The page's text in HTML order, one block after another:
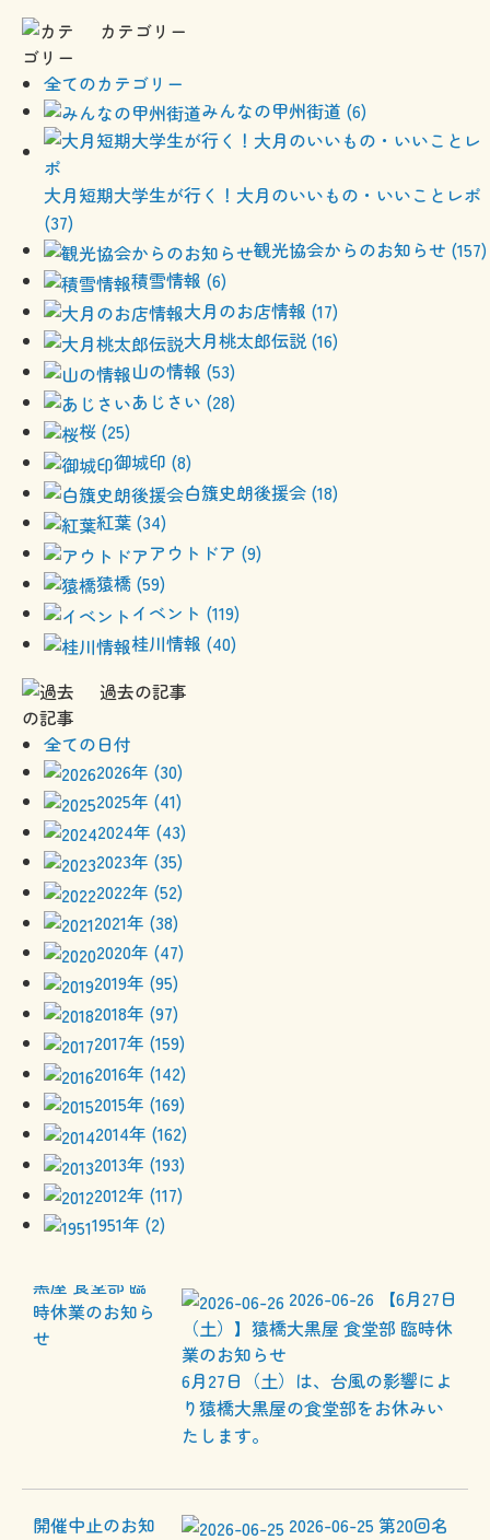
カテゴリー
全てのカテゴリー
みんなの甲州街道 (6)
大月短期大学生が行く！大月のいいもの・いいことレポ
(37)
観光協会からのお知らせ (157)
積雪情報 (6)
大月のお店情報 (17)
大月桃太郎伝説 (16)
山の情報 (53)
あじさい (28)
桜 (25)
御城印 (8)
白籏史朗後援会 (18)
紅葉 (34)
アウトドア (9)
猿橋 (59)
イベント (119)
桂川情報 (40)
過去の記事
全ての日付
2026年 (30)
2025年 (41)
2024年 (43)
2023年 (35)
2022年 (52)
2021年 (38)
2020年 (47)
2019年 (95)
2018年 (97)
2017年 (159)
2016年 (142)
2015年 (169)
2014年 (162)
2013年 (193)
2012年 (117)
1951年 (2)
2026-06-26
【6月27日
（土）】猿橋大黒屋 食堂部 臨時休
業のお知らせ
6月27日（土）は、台風の影響によ
り猿橋大黒屋の食堂部をお休みい
たします。
2026-06-25 第20回名